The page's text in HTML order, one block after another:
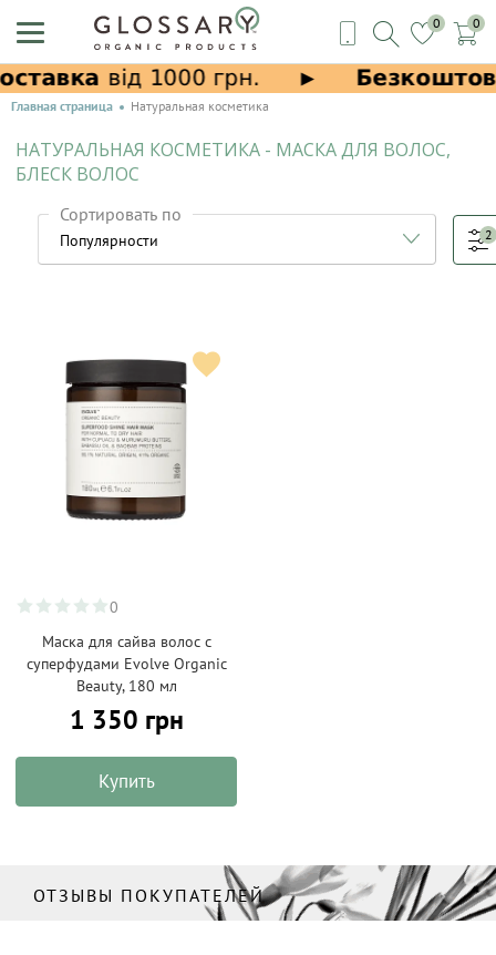
0 0
Главная страница Натуральная косметика
НАТУРАЛЬНАЯ КОСМЕТИКА - МАСКА ДЛЯ ВОЛОС,
БЛЕСК ВОЛОС
Сортировать по
2
0
Маска для сайва волос с
суперфудами Evolve Organic
Beauty, 180 мл
1 350 грн
Купить
ОТЗЫВЫ ПОКУПАТЕЛЕЙ